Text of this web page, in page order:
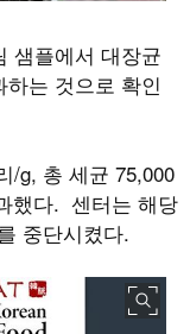
샘플에서 대장균
는 것으로 확인
/g, 총 세균 75,000
했다. 센터는 해당
중단시켰다.